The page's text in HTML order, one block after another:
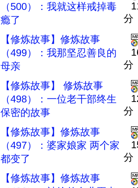
（500）：我就这样戒掉毒
瘾了
分
【修炼故事】修炼故事
（499）：我那坚忍善良的
母亲
分
【修炼故事】 修炼故事
（498）：一位老干部终生
保密的故事
分
【修炼故事】修炼故事
（497）：婆家娘家 两个家
都变了
分
【修炼故事】修炼故事